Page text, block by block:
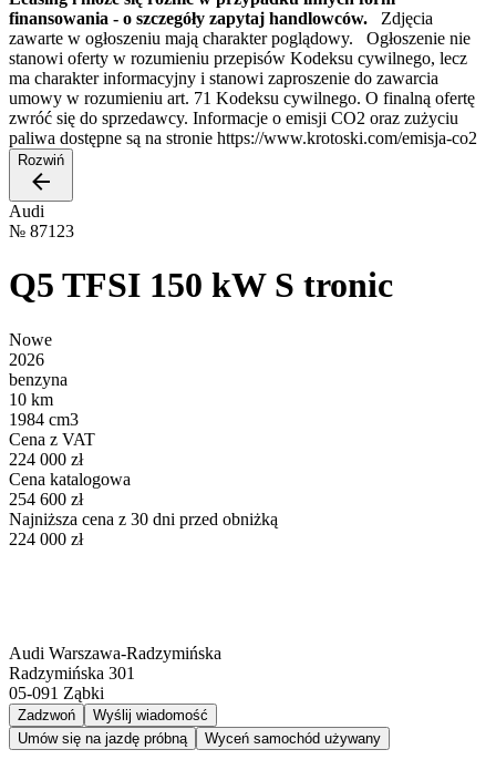
finansowania - o szczegóły zapytaj handlowców. Zdjęcia
zawarte w ogłoszeniu mają charakter poglądowy. Ogłoszenie nie
stanowi oferty w rozumieniu przepisów Kodeksu cywilnego, lecz
ma charakter informacyjny i stanowi zaproszenie do zawarcia
umowy w rozumieniu art. 71 Kodeksu cywilnego. O finalną ofertę
zwróć się do sprzedawcy. Informacje o emisji CO2 oraz zużyciu
paliwa dostępne są na stronie https://www.krotoski.com/emisja-co2
Rozwiń
Audi
№ 87123
Q5 TFSI 150 kW S tronic
Nowe
2026
benzyna
10 km
1984 cm3
Cena z VAT
224 000 zł
Cena katalogowa
254 600 zł
Najniższa cena z 30 dni przed obniżką
224 000 zł
Audi Warszawa-Radzymińska
Radzymińska 301
05-091 Ząbki
Zadzwoń
Wyślij wiadomość
Umów się na jazdę próbną
Wyceń samochód używany